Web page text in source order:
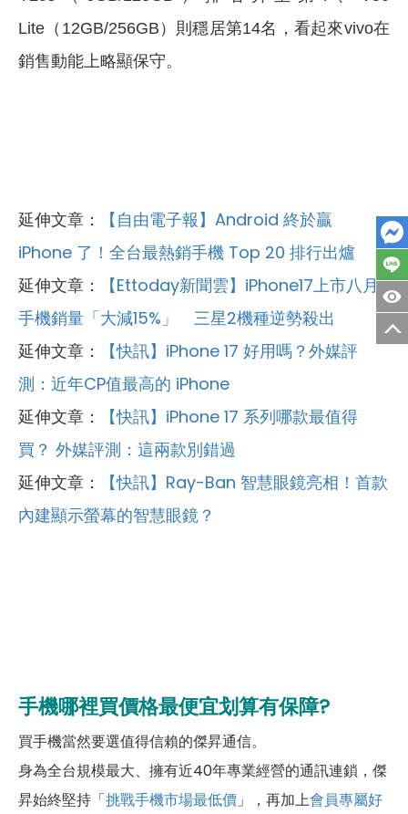
Lite（12GB/256GB）則穩居第14名，看起來vivo在
銷售動能上略顯保守。
延伸文章：
【自由電子報】Android 終於贏
iPhone 了！全台最熱銷手機 Top 20 排行出爐
延伸文章：
【Ettoday新聞雲】iPhone17上市八月
手機銷量「大減15%」 三星2機種逆勢殺出
延伸文章：
【快訊】iPhone 17 好用嗎？外媒評
測：近年CP值最高的 iPhone
延伸文章：
【快訊】iPhone 17 系列哪款最值得
買？ 外媒評測：這兩款別錯過
延伸文章：
【快訊】Ray-Ban 智慧眼鏡亮相！首款
內建顯示螢幕的智慧眼鏡？
手機哪裡買價格最便宜划算有保障?
買手機當然要選值得信賴的傑昇通信。
身為全台規模最大、擁有近40年專業經營的通訊連鎖，傑
昇始終堅持「挑戰手機市場最低價 」，再加上會員專屬好